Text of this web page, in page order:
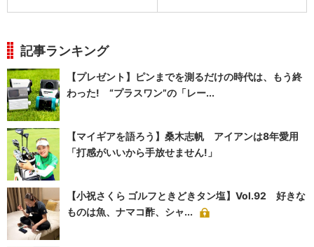
記事ランキング
【プレゼント】ピンまでを測るだけの時代は、もう終
わった! “プラスワン”の「レー...
【マイギアを語ろう】桑木志帆 アイアンは8年愛用
「打感がいいから手放せません!」
【小祝さくら ゴルフときどきタン塩】Vol.92 好きな
ものは魚、ナマコ酢、シャ...